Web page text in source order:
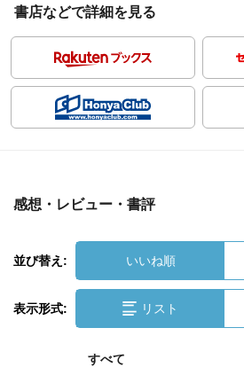
書店などで詳細を見る
感想・レビュー・書評
並び替え: いいね順
表示形式: リスト
すべて